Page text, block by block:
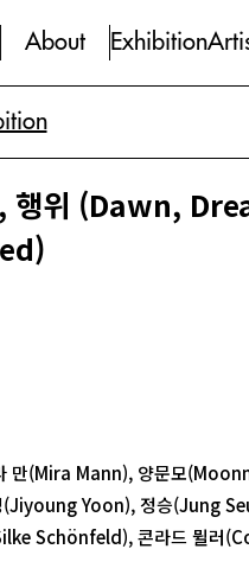
About Exhibition
행위 (Dawn,
만(Mira Mann), 양문모
(Jiyoung Yoon), 정승(Jung
Schönfeld), 콘라드 뮐러